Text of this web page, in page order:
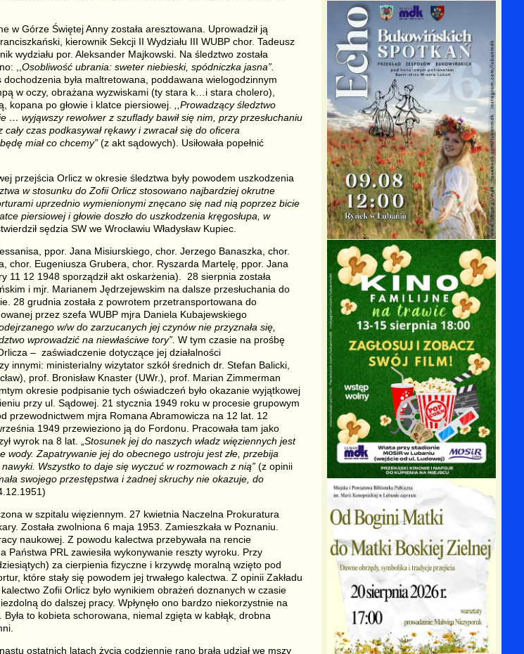
w Górze Świętej Anny została aresztowana. Uprowadził ją
kierownik Sekcji II Wydziału III WUBP chor. Tadeusz
wydziału por. Aleksander Majkowski. Na śledztwo została
,, Osobliwość ubrania: sweter niebieski, spódniczka jasna”.
była maltretowana, poddawana wielogodzinnym
w oczy, obrażana wyzwiskami (ty stara k…i stara cholero),
kopana po głowie i klatce piersiowej.
,,Prowadzący śledztwo
… wyjąwszy rewolwer z szuflady bawił się nim, przy przesłuchaniu
czas podkasywał rękawy i zwracał się do oficera
miał co chcemy”(z akt sądowych). Usiłowała popełnić
przejścia Orlicz w okresie śledztwa były powodem uszkodzenia
w stosunku do Zofii Orlicz stosowano najbardziej okrutne
uprzednio wymienionymi znęcano się nad nią poprzez bicie
piersiowej i głowie doszło do uszkodzenia kręgosłupa, w
sędzia SW we Wrocławiu Władysław Kupiec.
ppor. Jana Misiurskiego, chor. Jerzego Banaszka, chor.
chor. Eugeniusza Grubera, chor. Ryszarda Martelę, ppor. Jana
11 12 1948 sporządził akt oskarżenia). 28 sierpnia została
i mjr. Marianem Jędrzejewskim na dalsze przesłuchania do
28 grudnia została z powrotem przetransportowana do
przez szefa WUBP mjra Daniela Kubajewskiego
w/w do zarzucanych jej czynów nie przyznała się,
wprowadzić na niewłaściwe tory”. W tym czasie na prośbę
– zaświadczenie dotyczące jej działalności
innymi: ministerialny wizytator szkół średnich dr. Stefan Balicki,
prof. Bronisław Knaster (UWr.), prof. Marian Zimmerman
okresie podpisanie tych oświadczeń było okazanie wyjątkowej
przy ul. Sądowej. 21 stycznia 1949 roku w procesie grupowym
przewodnictwem mjra Romana Abramowicza na 12 lat. 12
1949 przewieziono ją do Fordonu. Pracowała tam jako
wyrok na 8 lat. „ Stosunek jej do naszych władz więziennych jest
wody. Zapatrywanie jej do obecnego ustroju jest złe, przebija
Wszystko to daje się wyczuć w rozmowach z nią” (z opinii
swojego przestępstwa i żadnej skruchy nie okazuje, do
w szpitalu więziennym. 27 kwietnia Naczelna Prokuratura
Została zwolniona 6 maja 1953. Zamieszkała w Poznaniu.
naukowej. Z powodu kalectwa przebywała na rencie
Państwa PRL zawiesiła wykonywanie reszty wyroku. Przy
za cierpienia fizyczne i krzywdę moralną wzięto pod
które stały się powodem jej trwałego kalectwa. Z opinii Zakładu
Zofii Orlicz było wynikiem obrażeń doznanych w czasie
do dalszej pracy. Wpłynęło ono bardzo niekorzystnie na
to kobieta schorowana, niemal zgięta w kabłąk, drobna
ostatnich latach życia codziennie rano brała udział we mszy